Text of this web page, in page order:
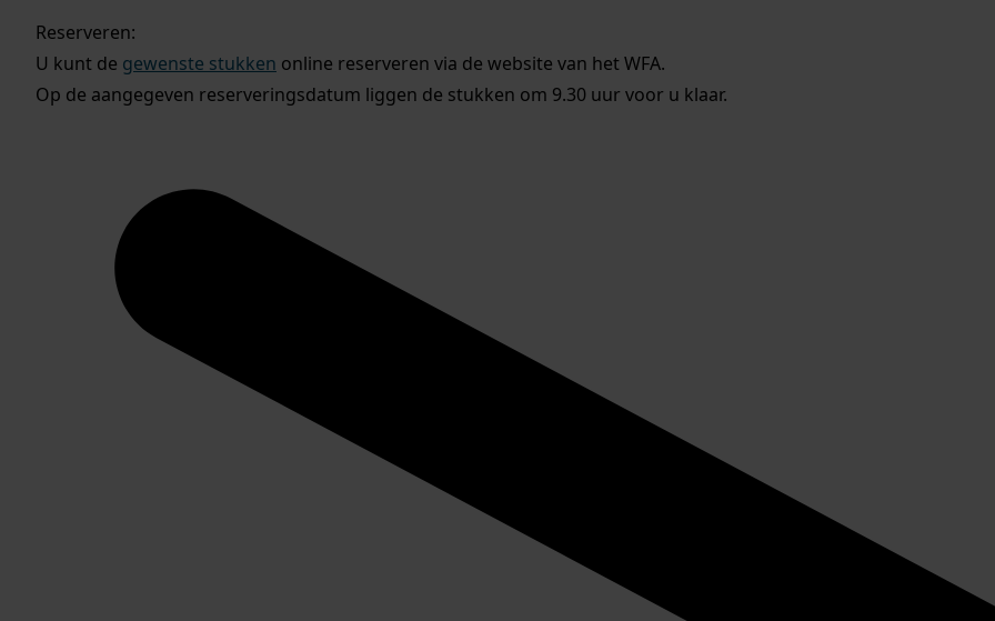
Reserveren:
U kunt de gewenste stukken online reserveren via de website van het WFA.
Op de aangegeven reserveringsdatum liggen de stukken om 9.30 uur voor u klaar.